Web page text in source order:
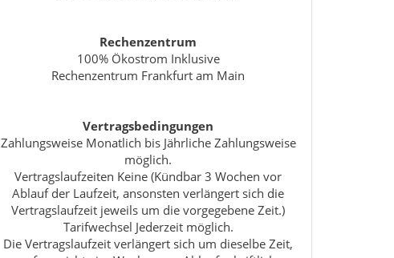
Rechenzentrum
100% Ökostrom Inklusive
Rechenzentrum Frankfurt am Main
Vertragsbedingungen
Zahlungsweise Monatlich bis Jährliche Zahlungsweise
möglich.
Vertragslaufzeiten Keine (Kündbar 3 Wochen vor
Ablauf der Laufzeit, ansonsten verlängert sich die
Vertragslaufzeit jeweils um die vorgegebene Zeit.)
Tarifwechsel Jederzeit möglich.
Die Vertragslaufzeit verlängert sich um dieselbe Zeit,